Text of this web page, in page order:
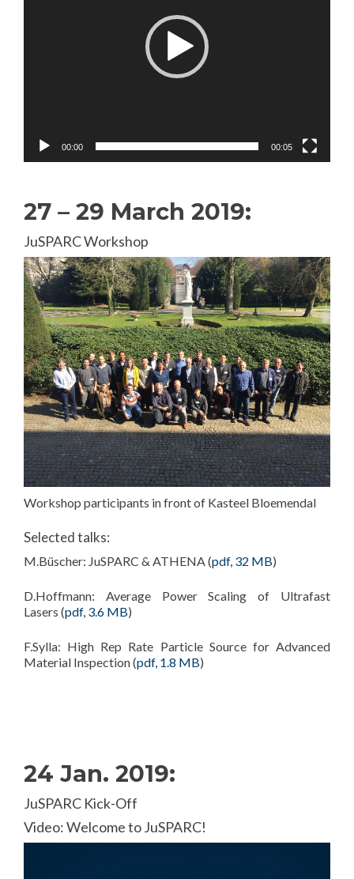
00:00 00:05
27 – 29 March 2019:
JuSPARC Workshop
Workshop participants in front of Kasteel Bloemendal
Selected talks:
M.Büscher: JuSPARC & ATHENA (pdf, 32 MB)
D.Hoffmann: Average Power Scaling of Ultrafast
Lasers (pdf, 3.6 MB)
F.Sylla: High Rep Rate Particle Source for Advanced
Material Inspection(pdf, 1.8 MB)
24 Jan. 2019:
JuSPARC Kick-Off
Video: Welcome to JuSPARC!